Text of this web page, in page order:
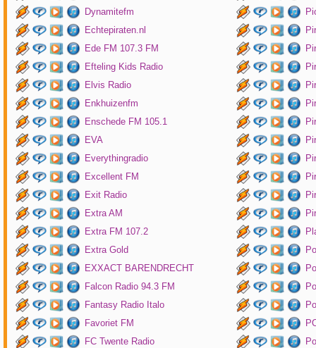
Dynamitefm
Echtepiraten.nl
Ede FM 107.3 FM
Efteling Kids Radio
Elvis Radio
Enkhuizenfm
Enschede FM 105.1
EVA
Everythingradio
Excellent FM
Exit Radio
Extra AM
Extra FM 107.2
Extra Gold
EXXACT BARENDRECHT
Falcon Radio 94.3 FM
Fantasy Radio Italo
Favoriet FM
FC Twente Radio